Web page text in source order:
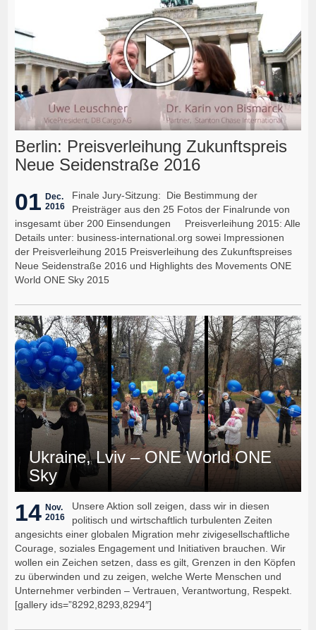
Berlin: Preisverleihung Zukunftspreis
Neue Seidenstraße 2016
01 Dec.
2016
Finale Jury-Sitzung: Die Bestimmung der
Preisträger aus den 25 Fotos der Finalrunde von
insgesamt über 200 Einsendungen Preisverleihung 2015: Alle
Details unter: business-international.org sowei Impressionen
der Preisverleihung 2015 Preisverleihung des Zukunftspreises
Neue Seidenstraße 2016 und Highlights des Movements ONE
World ONE Sky 2015
Ukraine, Lviv – ONE World ONE
Sky
14 Nov.
2016
Unsere Aktion soll zeigen, dass wir in diesen
politisch und wirtschaftlich turbulenten Zeiten
angesichts einer globalen Migration mehr zivigesellschaftliche
Courage, soziales Engagement und Initiativen brauchen. Wir
wollen ein Zeichen setzen, dass es gilt, Grenzen in den Köpfen
zu überwinden und zu zeigen, welche Werte Menschen und
Unternehmer verbinden – Vertrauen, Verantwortung, Respekt.
[gallery ids=”8292,8293,8294″]